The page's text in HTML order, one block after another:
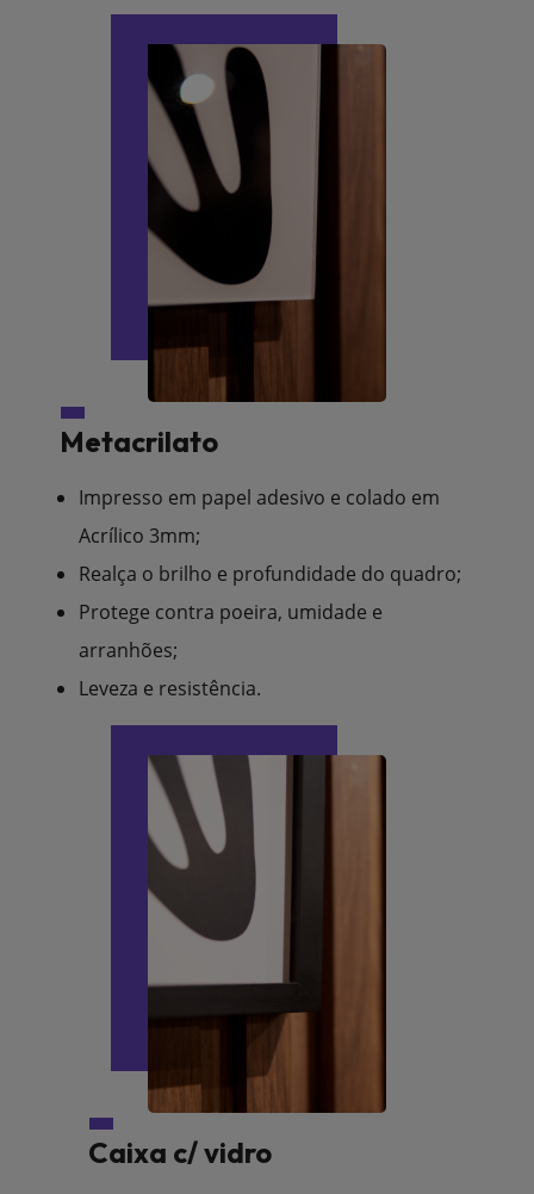
Metacrilato
Impresso em papel adesivo e colado em
Acrílico 3mm;
Realça o brilho e profundidade do quadro;
Protege contra poeira, umidade e
arranhões;
Leveza e resistência.
Caixa c/ vidro